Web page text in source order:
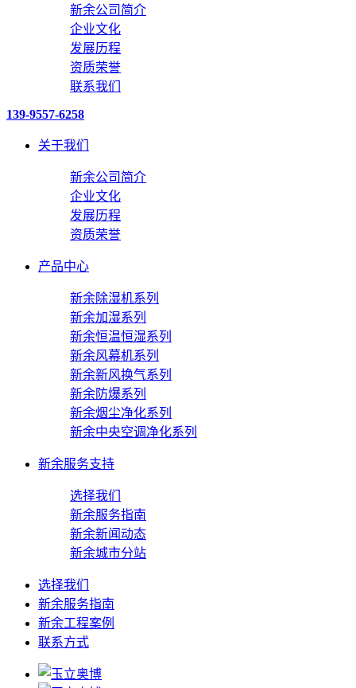
新余公司简介
企业文化
发展历程
资质荣誉
联系我们
139-9557-6258
关于我们
新余公司简介
企业文化
发展历程
资质荣誉
产品中心
新余除湿机系列
新余加湿系列
新余恒温恒湿系列
新余风幕机系列
新余新风换气系列
新余防爆系列
新余烟尘净化系列
新余中央空调净化系列
新余服务支持
选择我们
新余服务指南
新余新闻动态
新余城市分站
选择我们
新余服务指南
新余工程案例
联系方式